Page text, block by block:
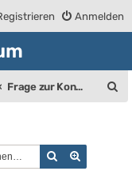
Anmelden
Frage zur Kontaktlinse
Suche